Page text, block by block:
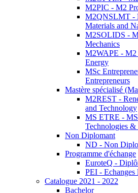
M2PIC - M2
M2QNSLMT -
Materials and
M2SOLIDS -
Mechanics
M2WAPE - M2
Energy
MSc
Entrepreneurs
Mastère spécialisé
M2REST -
and Technology
MS ETRE - MS
Technologies &
Non Diplomant
ND - Non
Programme d'échange
EuroteQ -
PEI - Echanges
Catalogue 2021 - 2022
Bachelor